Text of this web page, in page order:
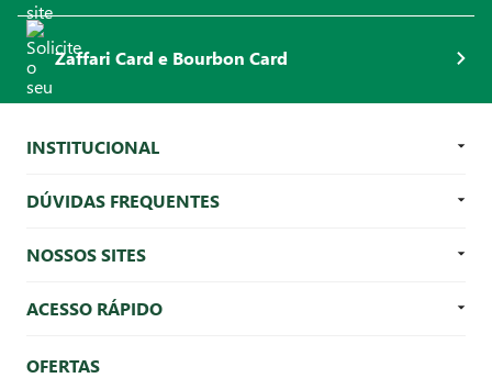
Zaffari Card e Bourbon Card
INSTITUCIONAL
DÚVIDAS FREQUENTES
NOSSOS SITES
ACESSO RÁPIDO
OFERTAS